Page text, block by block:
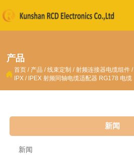
产品
 首页 / 产品 /线束定制 / 射频连接器电缆组件 /
IPX / IPEX 射频同轴电缆适配器 RG178 电缆
新闻
新闻